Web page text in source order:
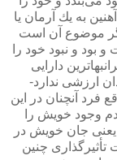
به یك آرمان یا
موضوع آن است
بود و نبود خود را
دارایی
ارزشی ندارد-
فرد آنچنان در این
وجود خویش را
یعنی جان خویش در
چنین